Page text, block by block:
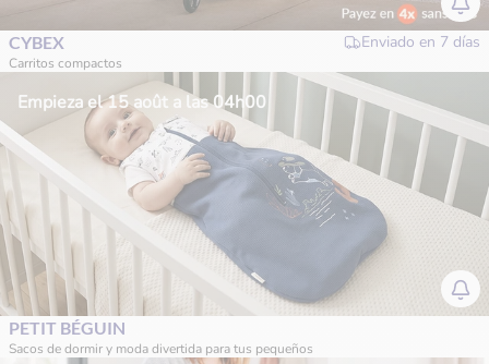
CYBEX Enviado en 7 días
Carritos compactos
Empieza el 15 août a las 04h00
PETIT BÉGUIN
Sacos de dormir y moda divertida para tus pequeños